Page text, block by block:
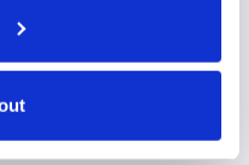
clear instructions"
je v angličtině velmi
podívat. …